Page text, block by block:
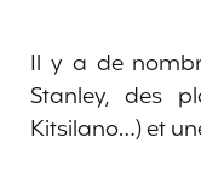
Il y a de
Stanley, des
Kitsilano…) et